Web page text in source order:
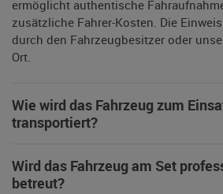
ermöglicht authentische
zusätzliche Fahrer-Kosten. Die
durch den Fahrzeugbesitzer oder
Ort.
Wie wird das Fahrzeug zum
transportiert?
Wird das Fahrzeug am Set
betreut?